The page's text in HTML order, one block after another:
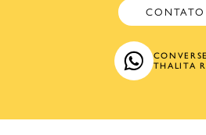
CONTATO
THALITA